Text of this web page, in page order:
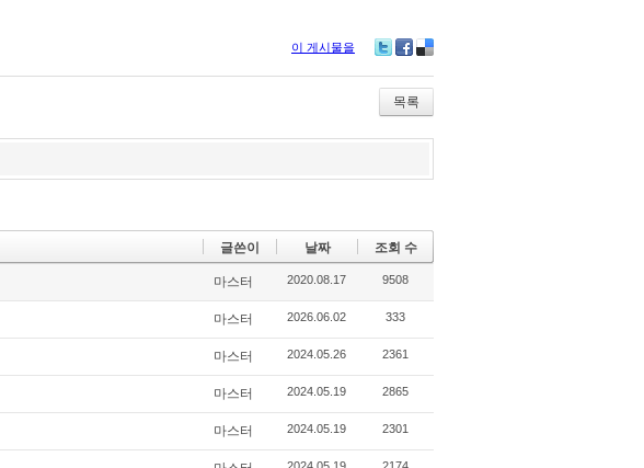
이 게시물을
bo
ok
ou
s
목록
글쓴이 날짜 조회 수
마스터 2020.08.17 9508
마스터 2026.06.02 333
마스터 2024.05.26 2361
마스터 2024.05.19 2865
마스터 2024.05.19 2301